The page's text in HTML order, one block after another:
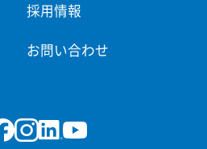
採用情報
お問い合わせ